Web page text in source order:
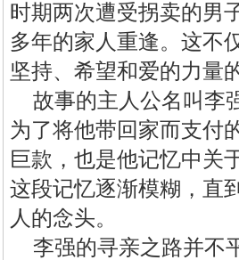
时期两次遭受拐卖的男
多年的家人重逢。这不
坚持、希望和爱的力量
故事的主人公名叫李
为了将他带回家而支付
巨款，也是他记忆中关
这段记忆逐渐模糊，直
人的念头。
李强的寻亲之路并不